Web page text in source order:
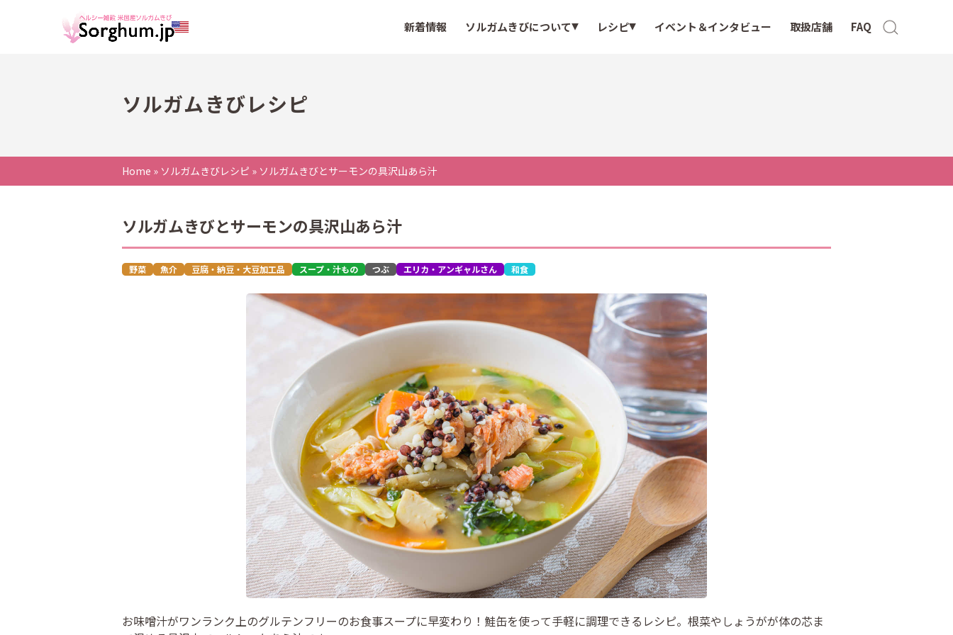
新着情報 ソルガムきびについて レシピ イベント＆インタビュー 取扱店舗 FAQ
ソルガムきびレシピ
Home » ソルガムきびレシピ » ソルガムきびとサーモンの具沢山あら汁
ソルガムきびとサーモンの具沢山あら汁
野菜 魚介 豆腐・納豆・大豆加工品 スープ・汁もの つぶ エリカ・アンギャルさん 和食
お味噌汁がワンランク上のグルテンフリーのお食事スープに早変わり！鮭缶を使って手軽に調理できるレシピ。根菜やしょうがが体の芯ま